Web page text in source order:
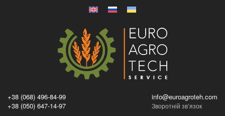
+38 (068) 496-84-99
+38 (050) 647-14-97
info@euroagroteh.com
Зворотній зв’язок